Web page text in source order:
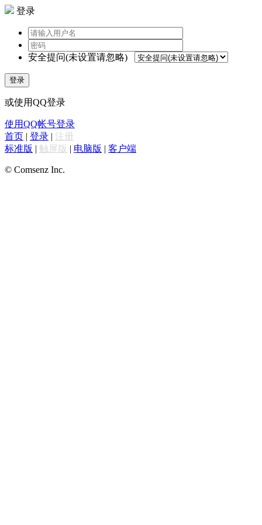
登录
安全提问(未设置请忽略)
登录
或使用QQ登录
使用QQ帐号登录
首页 | 登录 | 注册
标准版 | 触屏版 | 电脑版 | 客户端
© Comsenz Inc.